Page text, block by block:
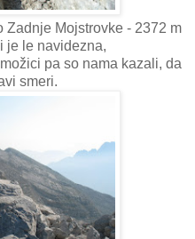
Zadnje Mojstrovke - 2372 m
je le navidezna,
pa so nama kazali, da
smeri.